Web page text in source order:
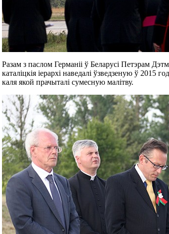
Разам з паслом Германіі ў Беларусі Петэрам
каталіцкія іерархі наведалі ўзведзеную ў 2015
каля якой прачыталі сумесную малітву.